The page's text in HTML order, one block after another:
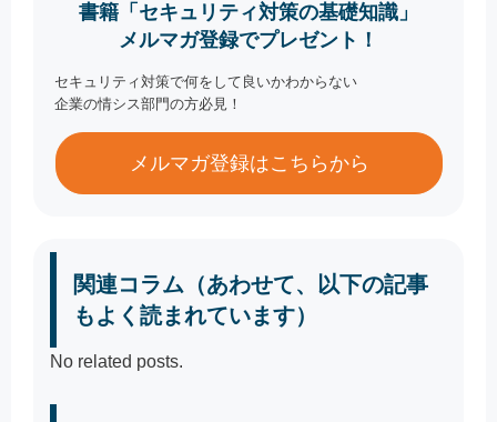
書籍「セキュリティ対策の基礎知識」
メルマガ登録でプレゼント！
セキュリティ対策で何をして良いかわからない
企業の情シス部門の方必見！
メルマガ登録はこちらから
関連コラム（あわせて、以下の記事
もよく読まれています）
No related posts.